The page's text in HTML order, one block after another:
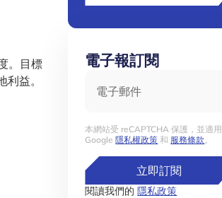
。目標
益。
電子報訂閱
本網站受 reCAPTCHA 保護，並適用
Google隱私權政策 和 服務條款。
立即訂閱
閱讀我們的隱私政策